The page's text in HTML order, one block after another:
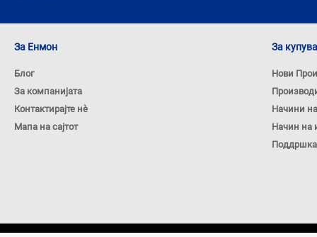
За Енмон
Блог
За компанијата
Контактирајте нѐ
Мапа на сајтот
За
Нови
Начини
Начин на
Поддршка